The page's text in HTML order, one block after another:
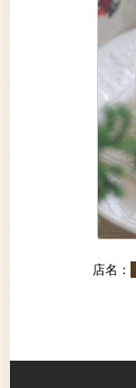
店名：